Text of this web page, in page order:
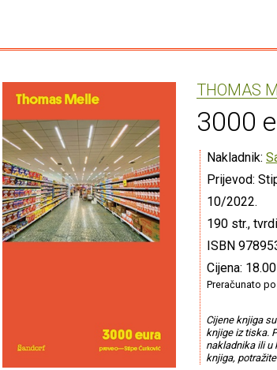
THOMAS
3000
Nakladnik:
Prijevod:
10/2022.
190 str.,
ISBN
Cijena:
Preračunato
Cijene knjiga
knjige iz tiska.
nakladnika ili u
knjiga,